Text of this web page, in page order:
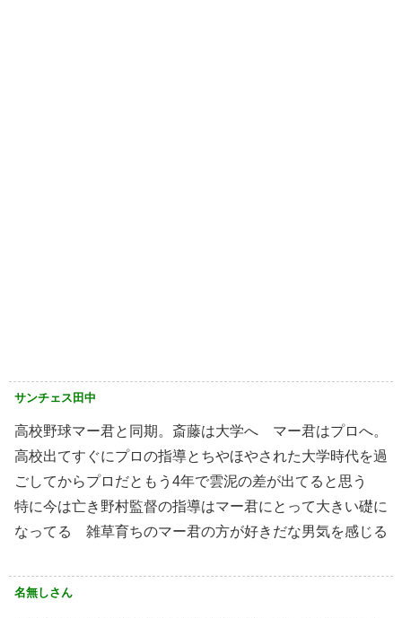
サンチェス田中
高校野球マー君と同期。斎藤は大学へ マー君はプロへ。
高校出てすぐにプロの指導とちやほやされた大学時代を過
ごしてからプロだともう4年で雲泥の差が出てると思う
特に今は亡き野村監督の指導はマー君にとって大きい礎に
なってる 雑草育ちのマー君の方が好きだな男気を感じる
名無しさん